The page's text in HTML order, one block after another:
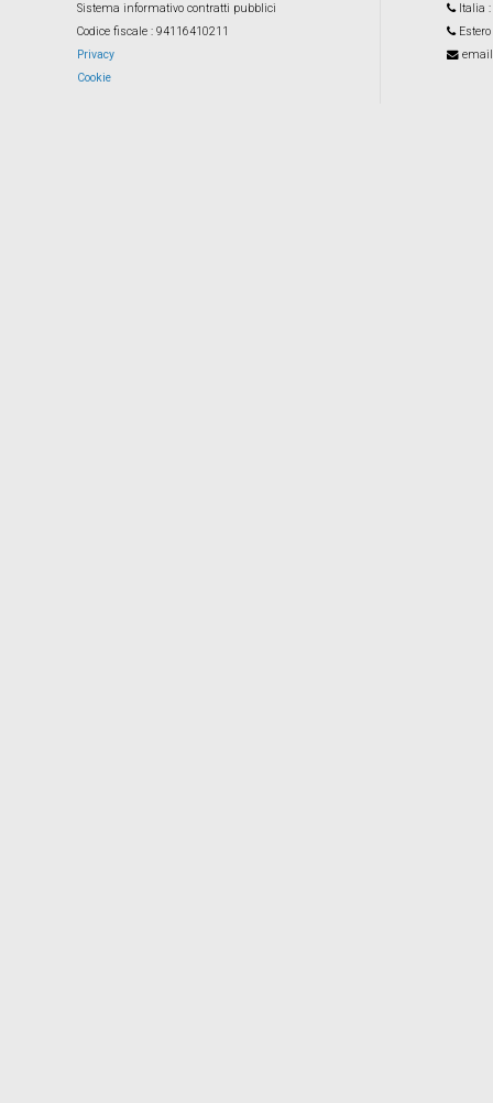
Sistema informativo contratti pubblici
Codice fiscale : 94116410211
Privacy
Cookie
Italia
Estero
email